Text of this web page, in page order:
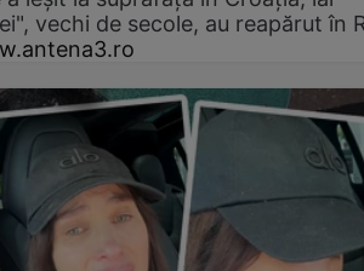
vechi de secole, au reapărut în